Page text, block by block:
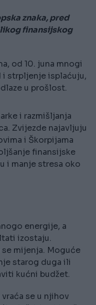
znaka, pred
finansijskog
od 10. juna mnogi
strpljenje isplaćuju,
u prošlost.
i razmišljanja
Zvijezde najavljuju
i Škorpijama
finansijske
i manje stresa oko
energije, a
izostaju.
mijenja. Moguće
starog duga ili
kućni budžet.
se u njihov